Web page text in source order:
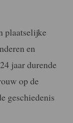
plaatselijke
en
jaar durende
op de
geschiedenis